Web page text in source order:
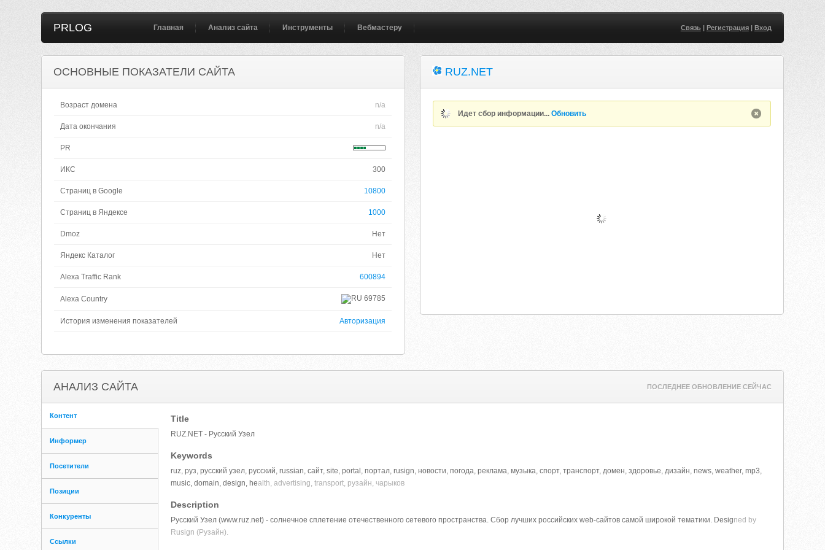
PRLOG Главная Анализ сайта Инструменты Вебмастеру Связь| Регистрация| Вход
ОСНОВНЫЕ ПОКАЗАТЕЛИ САЙТА
Возраст домена n/a
Дата окончания n/a
PR
ИКС 300
Страниц в Google 10800
Страниц в Яндексе 1000
Dmoz Нет
Яндекс Каталог Нет
Alexa Traffic Rank 600894
Alexa Country 69785
История изменения показателей Авторизация
RUZ.NET
Идет сбор информации...Обновить
АНАЛИЗ САЙТА ПОСЛЕДНЕЕ ОБНОВЛЕНИЕ СЕЙЧАС
Контент
Информер
Посетители
Позиции
Конкуренты
Ссылки
Title
RUZ.NET - Русский Узел
Keywords
ruz, руз, русский узел, русский, russian, сайт, site, portal, портал, rusign, новости, погода, реклама, музыка, спорт, транспорт, домен, здоровье, дизайн, news, weather, mp3,
music, domain, design, health, advertising, transport, рузайн, чарыков
Description
Русский Узел (www.ruz.net) - солнечное сплетение отечественного сетевого пространства. Сбор лучших российских web-сайтов самой широкой тематики. Designed by
Rusign (Рузайн).